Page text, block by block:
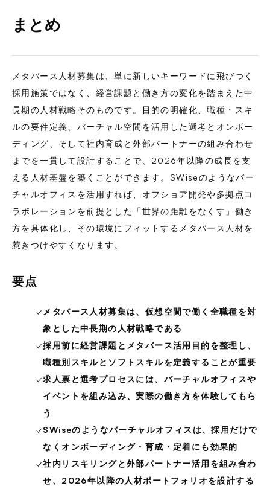
まとめ
メタバース人材募集は、単に新しいキーワードに飛びつく
採用施策ではなく、経営課題と働き方の変化を踏まえた中
長期の人材戦略そのものです。目的の明確化、職種・スキ
ルの要件定義、バーチャル空間を活用した選考とオンボー
ディング、そして社内育成と外部パートナーの組み合わせ
までを一貫して設計することで、2026年以降の成長を支
える人材基盤を築くことができます。SWiseのようなバー
チャルオフィスを活用すれば、オフショア開発や多拠点コ
ラボレーションを前提とした「世界の距離をなくす」働き
方を具体化し、その環境にフィットするメタバース人材を
惹きつけやすくなります。
要点
✓ メタバース人材募集は、仮想空間で働く全職種を対
象とした中長期の人材戦略である
✓採用前に経営課題とメタバース活用目的を整理し、
職種別スキルとソフトスキルを定義することが重要
✓求人票と選考プロセスには、バーチャルオフィスや
イベントを組み込み、実際の働き方を体験してもら
う
✓SWiseのようなバーチャルオフィスは、採用だけで
なくオンボーディング・育成・定着にも効果的
✓社内リスキリングと外部パートナー活用を組み合わ
せ、2026年以降の人材ポートフォリオを設計する